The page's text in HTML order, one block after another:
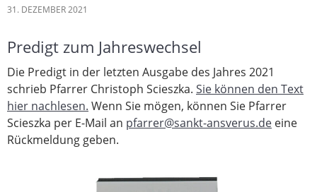
31. DEZEMBER 2021
Predigt zum Jahreswechsel
Die Predigt in der letzten Ausgabe des Jahres 2021
schrieb Pfarrer Christoph Scieszka. Sie können den Text
hier nachlesen. Wenn Sie mögen, können Sie Pfarrer
Scieszka per E-Mail an pfarrer@sankt-ansverus.de eine
Rückmeldung geben.